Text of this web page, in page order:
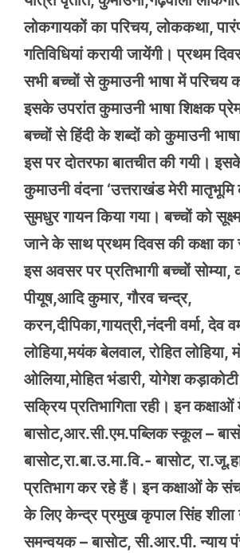
लोकगायकों का परिचय, लोककथा,
गतिविधियां करायी जायेंगी। प्रथम
सभी बच्चों से कुमाउनी भाषा में परिचय
इसके उपरांत कुमाउनी भाषा शिक्षक प्रेम
बच्चों से हिंदी के शब्दों को कुमाउनी
इस पर दोतरफा बातचीत की गयी।
कुमाउनी वंदना ‘उत्तराखंड मेरी
सुमधुर गायन किया गया। बच्चों को
जाने के साथ प्रथम दिवस की कक्षा
इस अवसर पर प्रतिभागी बच्चों सोम्या,
पीयूष,आदि कुमार, गौरव चन्द्र,
करन,दीपिका,गायत्री,नंदनी वर्मा, देव
लोहिया,मयंक बेलवाल, रोहित लोहिया,
ओलिया,मोहित भंडारी, योगेश
सक्रिय प्रतिभागिता रही। इन
बासोट,आर.सी.एम.पब्लिक स्कूल –
बासोट,रा.बा.उ.मा.वि.- बासोट,
प्रतिभाग कर रहे हैं। इन कक्षाओं के
के लिए केन्द्र प्रमुख कृपाल सिंह
समन्वयक – बासोट, सी.आर.पी. न्याय